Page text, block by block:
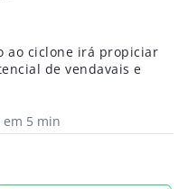
ao ciclone irá propiciar
de vendavais e
5 min